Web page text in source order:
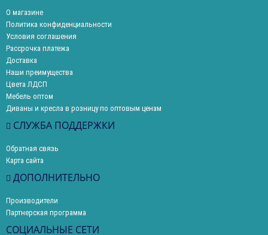
О магазине
Политика конфиденциальности
Условия соглашения
Рассрочка платежа
Доставка
Наши преимущества
Цвета ЛДСП
Мебель оптом
Диваны и кресла в розницу по оптовым ценам
СЛУЖБА ПОДДЕРЖКИ
Обратная связь
Карта сайта
ДОПОЛНИТЕЛЬНО
Производители
Партнерская программа
СОЦИАЛЬНЫЕ СЕТИ